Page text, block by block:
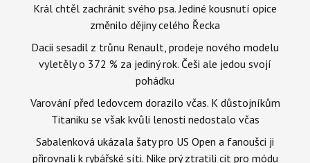
Král chtěl zachránit svého psa. Jediné kousnutí opice
změnilo dějiny celého Řecka
Dacii sesadil z trůnu Renault, prodeje nového modelu
vyletěly o 372 % za jediný rok. Češi ale jedou svojí
pohádku
Varování před ledovcem dorazilo včas. K důstojníkům
Titaniku se však kvůli lenosti nedostalo včas
Sabalenková ukázala šaty pro US Open a fanoušci ji
přirovnali k rybářské síti. Nike prý ztratili cit pro módu